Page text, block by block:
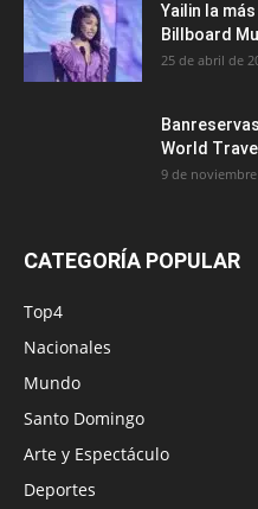
Yailin la
Billboard
25 de abril de
World
9 de
CATEGORÍA POPULAR
Top4
Nacionales
Mundo
Santo Domingo
Arte y Espectáculo
Deportes